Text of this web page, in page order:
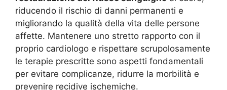
riducendo il rischio di danni permanenti e
migliorando la qualità della vita delle persone
affette. Mantenere uno stretto rapporto con il
proprio cardiologo e rispettare scrupolosamente
le terapie prescritte sono aspetti fondamentali
per evitare complicanze, ridurre la morbilità e
prevenire recidive ischemiche.